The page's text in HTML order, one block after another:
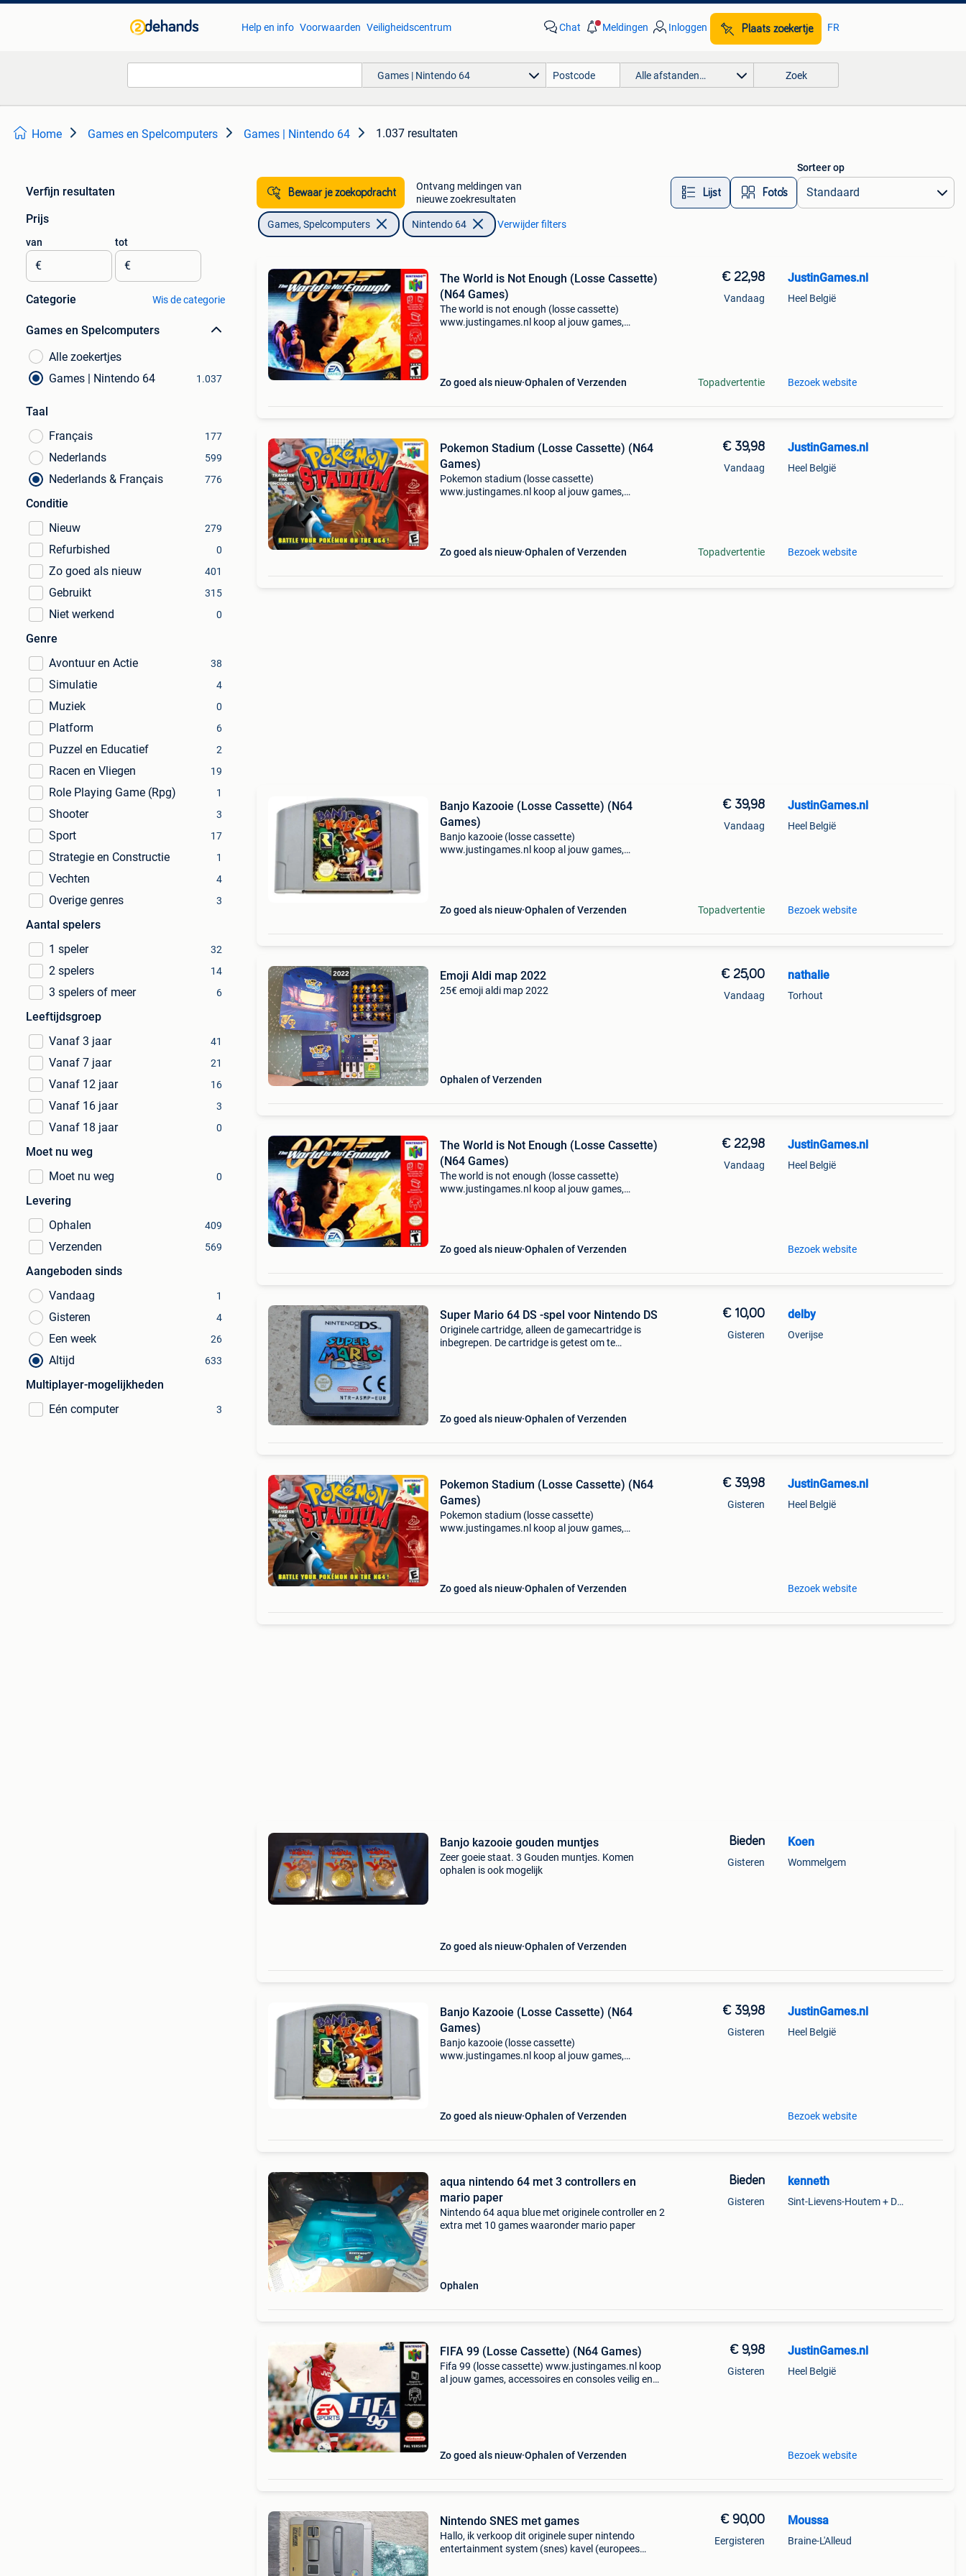
Help en info Voorwaarden Veiligheidscentrum Chat Meldingen Inloggen Plaats zoekertje FR
Games | Nintendo 64 Alle afstanden… Zoek
Home Games en Spelcomputers Games | Nintendo 64 1.037 resultaten
Verfijn resultaten
Prijs
van
€
tot
€
Categorie Wis de categorie
Games en Spelcomputers
Alle zoekertjes
Games | Nintendo 64
1.037
Taal
Français
177
Nederlands 599
Nederlands & Français 776
Conditie
Nieuw
279
Refurbished 0
Zo goed als nieuw 401
Gebruikt 315
Niet werkend 0
Genre
Avontuur en Actie
38
Simulatie 4
Muziek 0
Platform 6
Puzzel en Educatief 2
Racen en Vliegen 19
Role Playing Game (Rpg) 1
Shooter 3
Sport 17
Strategie en Constructie 1
Vechten 4
Overige genres 3
Aantal spelers
1 speler
32
2 spelers 14
3 spelers of meer 6
Leeftijdsgroep
Vanaf 3 jaar
41
Vanaf 7 jaar 21
Vanaf 12 jaar 16
Vanaf 16 jaar 3
Vanaf 18 jaar 0
Moet nu weg
Moet nu weg
0
Levering
Ophalen
409
Verzenden 569
Aangeboden sinds
Vandaag
1
Gisteren 4
Een week 26
Altijd 633
Multiplayer-mogelijkheden
Eén computer
3
Bewaar je zoekopdracht
Ontvang meldingen van
nieuwe zoekresultaten
Lijst Foto’s
Sorteer op
Games, Spelcomputers Nintendo 64 Verwijder filters
The World is Not Enough (Losse Cassette)
(N64 Games)
The world is not enough (losse cassette)
www.justingames.nl koop al jouw games,
Zo goed als nieuw Ophalen of Verzenden
€ 22,98
Vandaag
Topadvertentie
JustinGames.nl
Heel België
Bezoek website
Pokemon Stadium (Losse Cassette) (N64
Games)
Pokemon stadium (losse cassette)
www.justingames.nl koop al jouw games,
Zo goed als nieuw Ophalen of Verzenden
€ 39,98
Vandaag
Topadvertentie
JustinGames.nl
Heel België
Bezoek website
Banjo Kazooie (Losse Cassette) (N64
Games)
Banjo kazooie (losse cassette)
www.justingames.nl koop al jouw games,
Zo goed als nieuw Ophalen of Verzenden
€ 39,98
Vandaag
Topadvertentie
JustinGames.nl
Heel België
Bezoek website
Emoji Aldi map 2022
25€ emoji aldi map 2022
Ophalen of Verzenden
€ 25,00
Vandaag
nathalie
Torhout
The World is Not Enough (Losse Cassette)
(N64 Games)
The world is not enough (losse cassette)
www.justingames.nl koop al jouw games,
Zo goed als nieuw Ophalen of Verzenden
€ 22,98
Vandaag
JustinGames.nl
Heel België
Bezoek website
Super Mario 64 DS -spel voor Nintendo DS
Originele cartridge, alleen de gamecartridge is
inbegrepen. De cartridge is getest om te
Zo goed als nieuw Ophalen of Verzenden
€ 10,00
Gisteren
delby
Overijse
Pokemon Stadium (Losse Cassette) (N64
Games)
Pokemon stadium (losse cassette)
www.justingames.nl koop al jouw games,
Zo goed als nieuw Ophalen of Verzenden
€ 39,98
Gisteren
JustinGames.nl
Heel België
Bezoek website
Banjo kazooie gouden muntjes
Zeer goeie staat. 3 Gouden muntjes. Komen
ophalen is ook mogelijk
Zo goed als nieuw Ophalen of Verzenden
Bieden
Gisteren
Koen
Wommelgem
Banjo Kazooie (Losse Cassette) (N64
Games)
Banjo kazooie (losse cassette)
www.justingames.nl koop al jouw games,
Zo goed als nieuw Ophalen of Verzenden
€ 39,98
Gisteren
JustinGames.nl
Heel België
Bezoek website
aqua nintendo 64 met 3 controllers en
mario paper
Nintendo 64 aqua blue met originele controller en 2
extra met 10 games waaronder mario paper
Ophalen
Bieden
Gisteren
kenneth
Sint-Lievens-Houtem + Deel Oombergen
FIFA 99 (Losse Cassette) (N64 Games)
Fifa 99 (losse cassette) www.justingames.nl koop
al jouw games, accessoires en consoles veilig en
Zo goed als nieuw Ophalen of Verzenden
€ 9,98
Gisteren
JustinGames.nl
Heel België
Bezoek website
Nintendo SNES met games
Hallo, ik verkoop dit originele super nintendo
entertainment system (snes) kavel (europees
€ 90,00
Eergisteren
Moussa
Braine-L'Alleud